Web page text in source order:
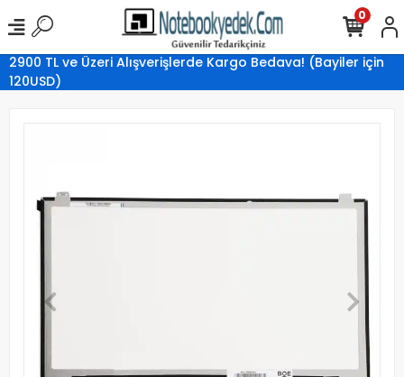
2900 TL ve Üzeri Alışverişlerde Kargo Bedava! (Bayiler için
120USD)
0